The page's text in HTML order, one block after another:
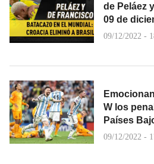
de Peláez
09 de
09/12/2022 -
W los
Países
09/12/2022 -